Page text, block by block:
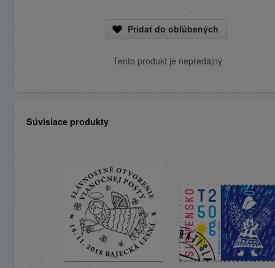
Pridať do obľúbených
Tento produkt je nepredajný
Súvisiace produkty